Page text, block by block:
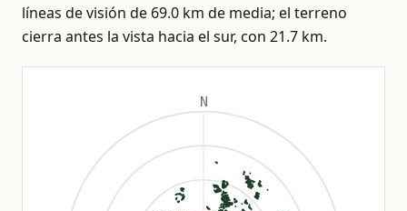
líneas de visión de 69.0 km de media; el terreno
cierra antes la vista hacia el sur, con 21.7 km.